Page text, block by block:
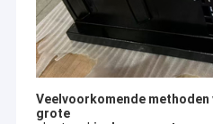
Veelvoorkomende methoden
grote